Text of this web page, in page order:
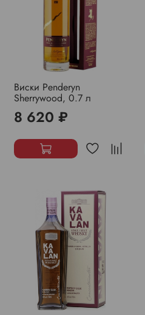
Виски Penderyn
Sherrywood, 0.7 л
8 620 ₽